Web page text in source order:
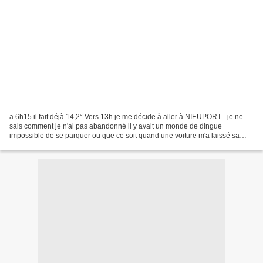
a 6h15 il fait déjà 14,2° Vers 13h je me décide à aller à NIEUPORT - je ne
sais comment je n'ai pas abandonné il y avait un monde de dingue
impossible de se parquer ou que ce soit quand une voiture m'a laissé sa